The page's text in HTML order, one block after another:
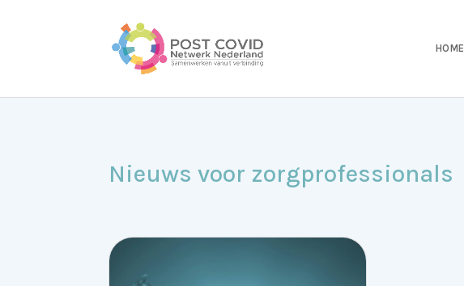
HOME
Nieuws voor zorgprofessionals